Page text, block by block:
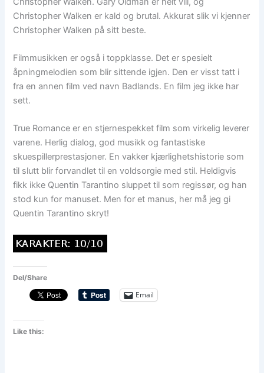
Christopher Walken er kald og brutal. Akkurat slik vi kjenner
Christopher Walken på sitt beste.
Filmmusikken er også i toppklasse. Det er spesielt
åpningmelodien som blir sittende igjen. Den er visst tatt i
fra en annen film ved navn Badlands. En film jeg ikke har
sett.
True Romance er en stjernespekket film som virkelig leverer
varene. Herlig dialog, god musikk og fantastiske
skuespillerprestasjoner. En vakker kjærlighetshistorie som
til slutt blir forvandlet til en voldsorgie med stil. Heldigvis
fikk ikke Quentin Tarantino sluppet til som regissør, og han
stod kun for manuset. Men for et manus, her må jeg gi
Quentin Tarantino skryt!
Del/Share
Email
Like this: